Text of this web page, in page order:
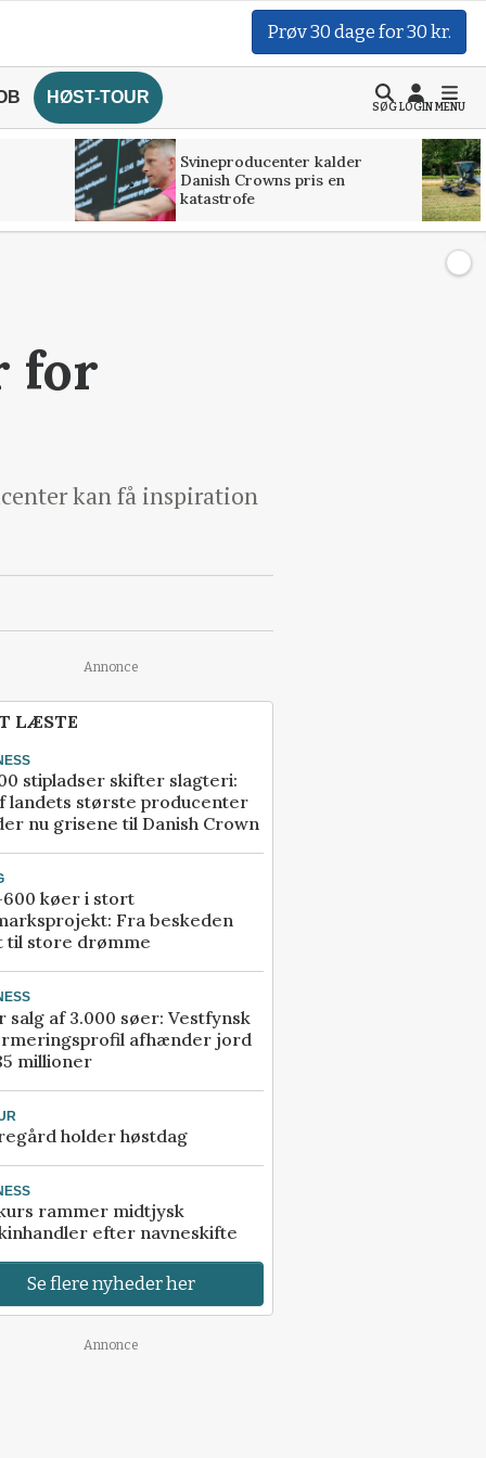
Prøv 30 dage for 30 kr.
HØST-TOUR
SØGLOGINMENU
Svineproducenter kalder
Danish Crowns pris en
katastrofe
for
kan få inspiration
Annonce
LÆSTE
stipladser skifter slagteri:
landets største producenter
nu grisene til Danish Crown
køer i stort
Fra beskeden
til store drømme
salg af 3.000 søer: Vestfynsk
afhænder jord
millioner
holder høstdag
rammer midtjysk
efter navneskifte
Se flere nyheder her
Annonce